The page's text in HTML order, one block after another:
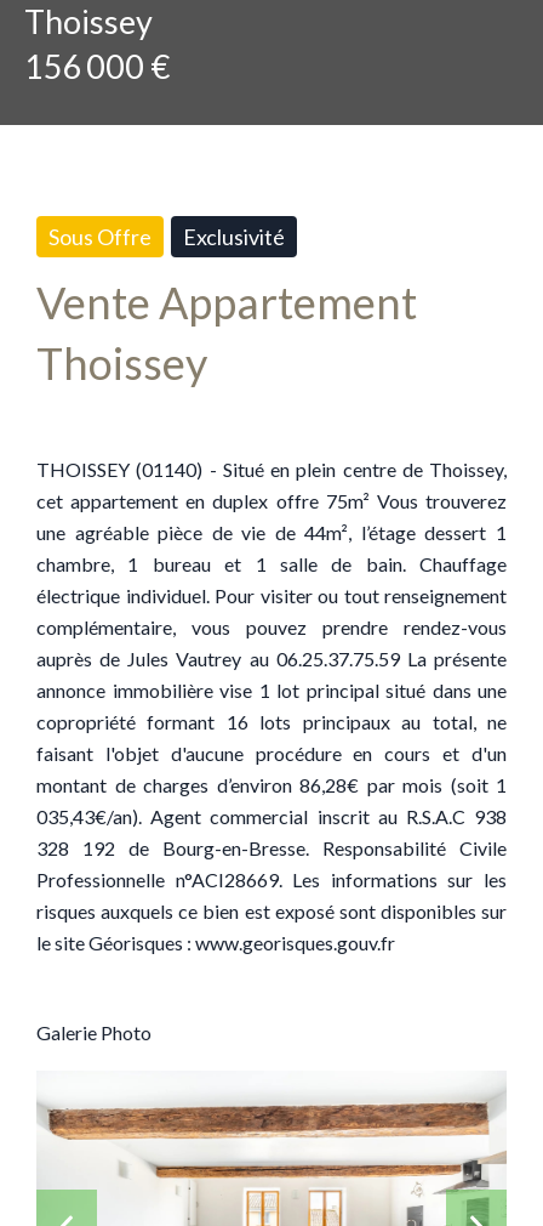
Thoissey
156 000 €
Sous Offre Exclusivité
Vente Appartement
Thoissey
THOISSEY (01140) - Situé en plein centre de Thoissey,
cet appartement en duplex offre 75m² Vous trouverez
une agréable pièce de vie de 44m², l’étage dessert 1
chambre, 1 bureau et 1 salle de bain. Chauffage
électrique individuel. Pour visiter ou tout renseignement
complémentaire, vous pouvez prendre rendez-vous
auprès de Jules Vautrey au 06.25.37.75.59 La présente
annonce immobilière vise 1 lot principal situé dans une
copropriété formant 16 lots principaux au total, ne
faisant l'objet d'aucune procédure en cours et d'un
montant de charges d’environ 86,28€ par mois (soit 1
035,43€/an). Agent commercial inscrit au R.S.A.C 938
328 192 de Bourg-en-Bresse. Responsabilité Civile
Professionnelle n°ACI28669. Les informations sur les
risques auxquels ce bien est exposé sont disponibles sur
le site Géorisques : www.georisques.gouv.fr
Galerie Photo